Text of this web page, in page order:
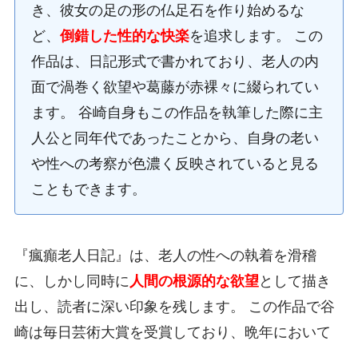
き、彼女の足の形の仏足石を作り始めるな
ど、 倒錯した性的な快楽を追求します。 この
作品は、日記形式で書かれており、老人の内
面で渦巻く欲望や葛藤が赤裸々に綴られてい
ます。 谷崎自身もこの作品を執筆した際に主
人公と同年代であったことから、自身の老い
や性への考察が色濃く反映されていると見る
こともできます。
『瘋癲老人日記』は、老人の性への執着を滑稽
に、しかし同時に人間の根源的な欲望として描き
出し、読者に深い印象を残します。 この作品で谷
崎は毎日芸術大賞を受賞しており、晩年において